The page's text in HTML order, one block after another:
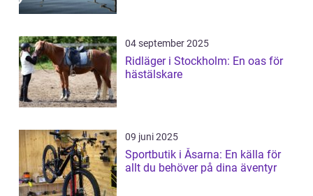
04 september 2025
Ridläger i Stockholm: En oas för
hästälskare
09 juni 2025
Sportbutik i Åsarna: En källa för
allt du behöver på dina äventyr